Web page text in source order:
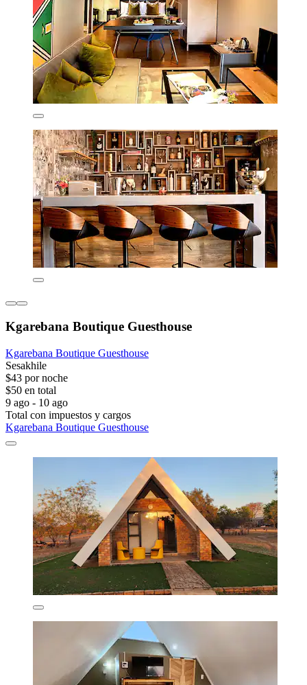
Kgarebana Boutique Guesthouse
Kgarebana Boutique Guesthouse
Sesakhile
$43 por noche
$50 en total
9 ago - 10 ago
Total con impuestos y cargos
Kgarebana Boutique Guesthouse